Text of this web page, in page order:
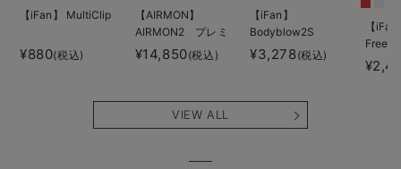
【iFan】 MultiClip
¥880(税込)
【AIRMON】
AIRMON2 プレミ
アム
¥14,850(税込)
【iFan】
Bodyblow2S
¥3,278(税込)
【
Freeze
VIEW ALL